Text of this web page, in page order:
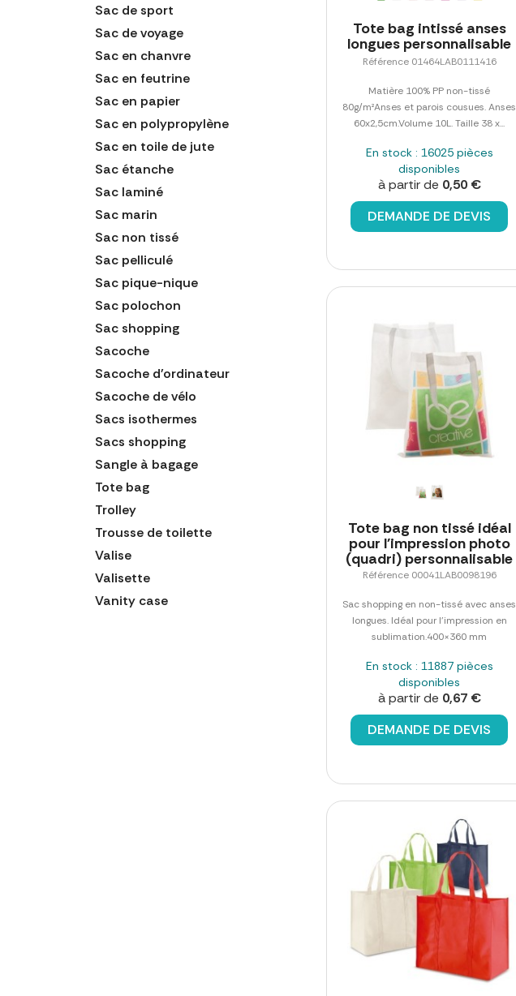
Sac de sport
Sac de voyage
Sac en chanvre
Sac en feutrine
Sac en papier
Sac en polypropylène
Sac en toile de jute
Sac étanche
Sac laminé
Sac marin
Sac non tissé
Sac pelliculé
Sac pique-nique
Sac polochon
Sac shopping
Sacoche
Sacoche d'ordinateur
Sacoche de vélo
Sacs isothermes
Sacs shopping
Sangle à bagage
Tote bag
Trolley
Trousse de toilette
Valise
Valisette
Vanity case
Tote bag intissé anses
longues personnalisable
Référence 01464LAB0111416
Matière 100% PP non-tissé
80g/m²Anses et parois cousues. Anses
60x2,5cm.Volume 10L. Taille 38 x...
En stock : 16025 pièces
disponibles
à partir de 0,50 €
DEMANDE DE DEVIS
Tote bag non tissé idéal
pour l'impression photo
(quadri) personnalisable
Référence 00041LAB0098196
Sac shopping en non-tissé avec anses
longues. Idéal pour l'impression en
sublimation.400×360 mm
En stock : 11887 pièces
disponibles
à partir de 0,67 €
DEMANDE DE DEVIS